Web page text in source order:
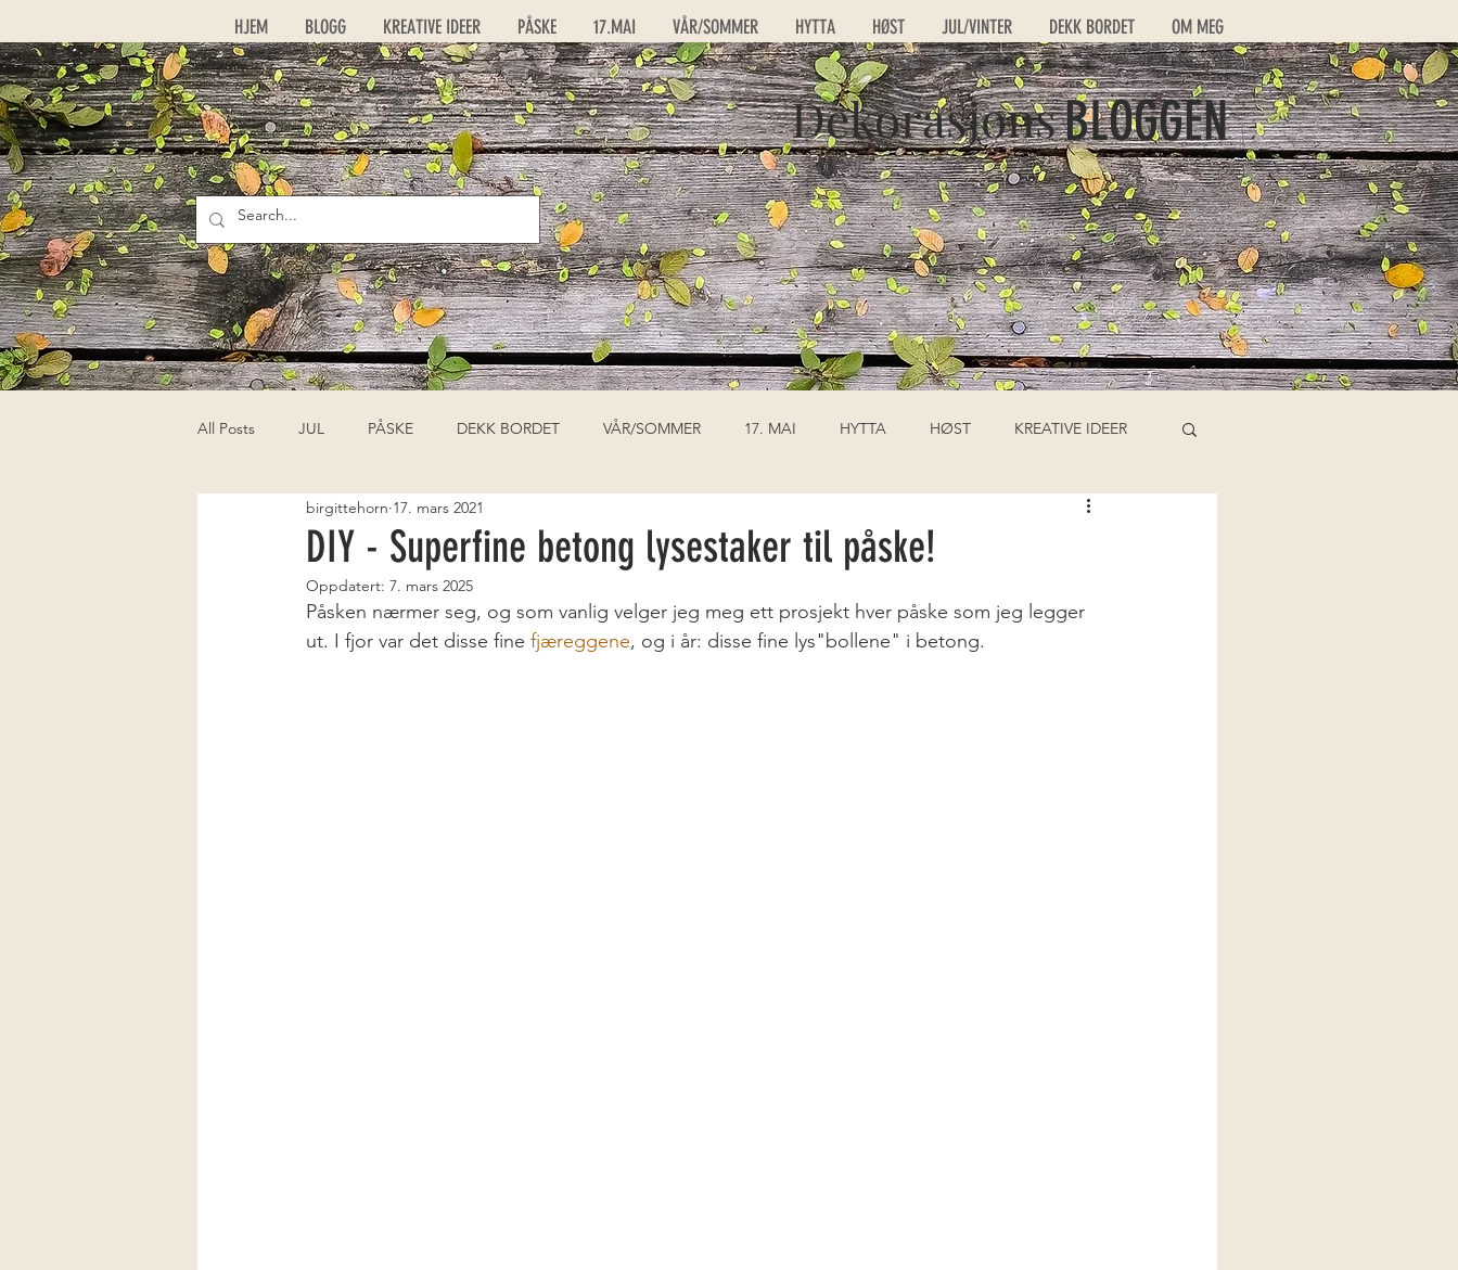
HJEM BLOGG KREATIVE IDEER PÅSKE 17.MAI VÅR/SOMMER HYTTA HØST JUL/VINTER DEKK BORDET OM MEG
DekorasjonsBLOGGEN
All Posts JUL PÅSKE DEKK BORDET VÅR/SOMMER 17. MAI HYTTA HØST KREATIVE IDEER
DIY - Superfine betong lysestaker til påske!
birgittehorn 17. mars 2021
Oppdatert: 7. mars 2025
Påsken nærmer seg, og som vanlig velger jeg meg ett prosjekt hver påske som jeg legger
ut. I fjor var det disse fine fjæreggene, og i år: disse fine lys"bollene" i betong.